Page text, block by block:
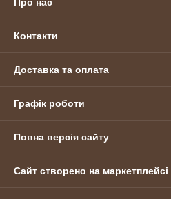
Про нас
Контакти
Доставка та оплата
Графік роботи
Повна версія сайту
Сайт створено на маркетплейсі